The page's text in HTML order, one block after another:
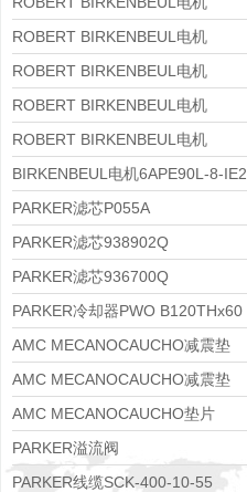
8APE160L-4-IE3
ROBERT BIRKENBEUL电机
8APE112M-6K-IE3
ROBERT BIRKENBEUL电机
8APE100L-2 IE3
ROBERT BIRKENBEUL电机
8APE90S-4 IE3
ROBERT BIRKENBEUL电机
8APE80M-2K-IE3
BIRKENBEUL电机6APE90L-8-IE2
PARKER滤芯P055A
PARKER滤芯938902Q
PARKER滤芯936700Q
PARKER冷却器PWO B120THx60
AMC MECANOCAUCHO减震垫
138552
AMC MECANOCAUCHO减震垫
138551
AMC MECANOCAUCHO垫片
608074
PARKER溢流阀
RE06M35W2N1KWXG087
PARKER线缆SCK-400-10-55